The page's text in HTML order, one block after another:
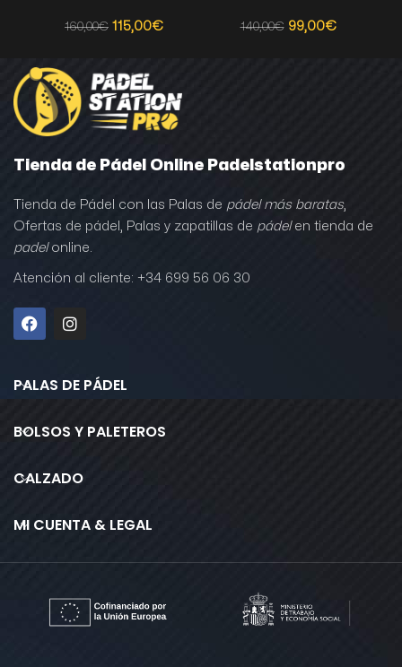
160,00€ 115,00€ 140,00€ 99,00€
Tienda de Pádel Online Padelstationpro
Tienda de Pádel con las Palas de pádel más baratas,
Ofertas de pádel, Palas y zapatillas de pádelen tienda de
padelonline.
Atención al cliente: +34 699 56 06 30
PALAS DE PÁDEL
BOLSOS Y PALETEROS
CALZADO
MI CUENTA & LEGAL